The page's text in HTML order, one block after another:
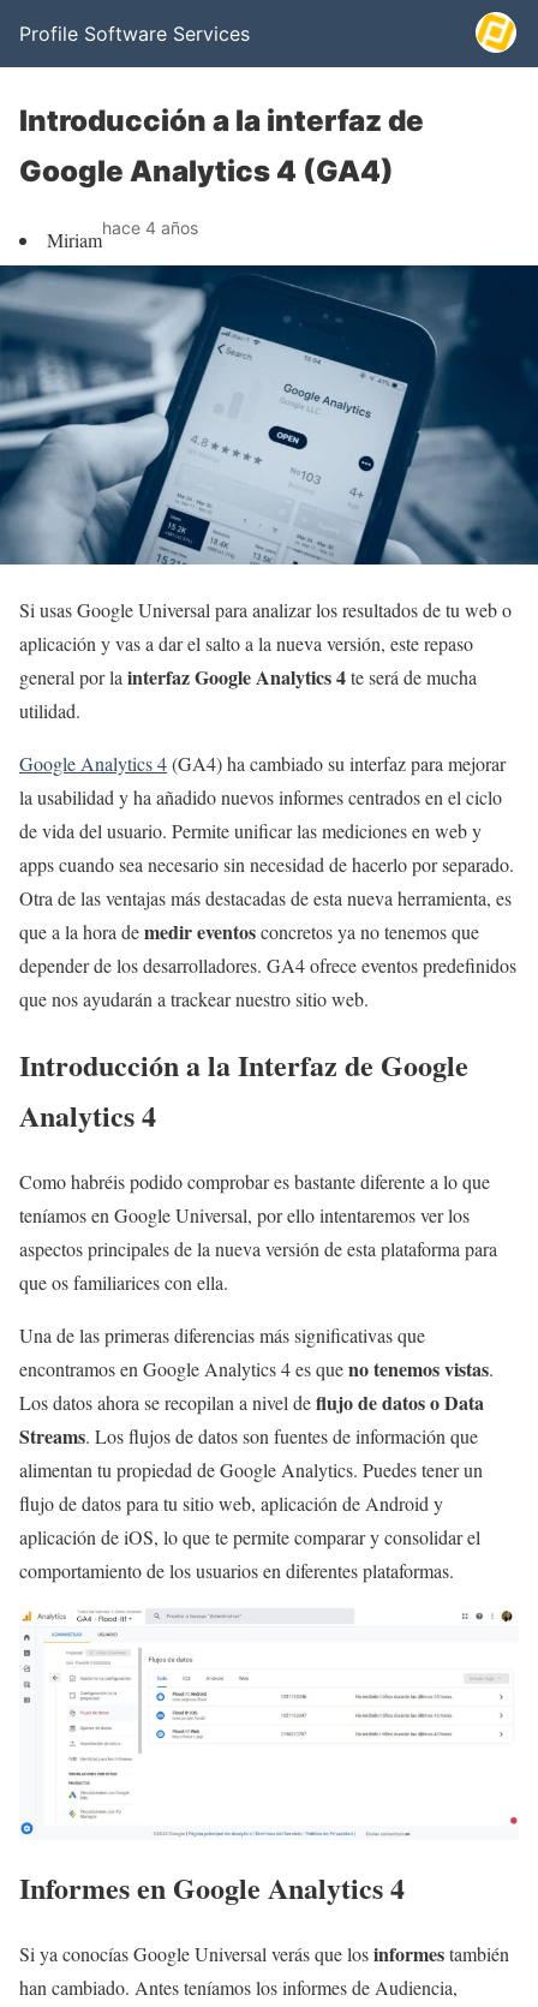
Profile Software Services
Introducción a la interfaz de
Google Analytics 4 (GA4)
Miriamhace 4 años
Si usas Google Universal para analizar los resultados de tu web o
aplicación y vas a dar el salto a la nueva versión, este repaso
general por la interfaz Google Analytics 4te será de mucha
utilidad.
Google Analytics 4(GA4) ha cambiado su interfaz para mejorar
la usabilidad y ha añadido nuevos informes centrados en el ciclo
de vida del usuario. Permite unificar las mediciones en web y
apps cuando sea necesario sin necesidad de hacerlo por separado.
Otra de las ventajas más destacadas de esta nueva herramienta, es
que a la hora demedir eventosconcretos ya no tenemos que
depender de los desarrolladores. GA4 ofrece eventos predefinidos
que nos ayudarán a trackear nuestro sitio web.
Introducción a la Interfaz de Google
Analytics 4
Como habréis podido comprobar es bastante diferente a lo que
teníamos en Google Universal, por ello intentaremos ver los
aspectos principales de la nueva versión de esta plataforma para
que os familiarices con ella.
Una de las primeras diferencias más significativas que
encontramos en Google Analytics 4 es queno tenemos vistas.
Los datos ahora se recopilan a nivel deflujo de datos o Data
Streams. Los flujos de datos son fuentes de información que
alimentan tu propiedad de Google Analytics. Puedes tener un
flujo de datos para tu sitio web, aplicación de Android y
aplicación de iOS, lo que te permite comparar y consolidar el
comportamiento de los usuarios en diferentes plataformas.
Informes en Google Analytics 4
Si ya conocías Google Universal verás que losinformestambién
han cambiado. Antes teníamos los informes de Audiencia,